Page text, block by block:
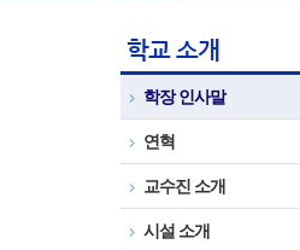
학교 소개
학장 인사말
연혁
교수진 소개
시설 소개